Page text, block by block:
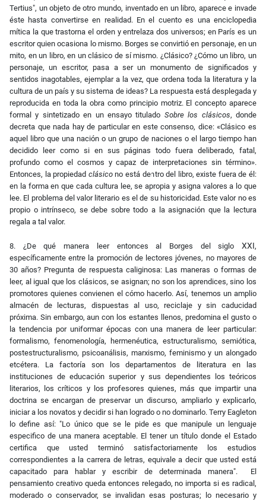
Tertius", un objeto de otro mundo, inventado en un libro, aparece e invade
éste hasta convertirse en realidad. En el cuento es una enciclopedia
mítica la que trastorna el orden y entrelaza dos universos; en París es un
escritor quien ocasiona lo mismo. Borges se convirtió en personaje, en un
mito, en un libro, en un clásico de sí mismo. ¿Clásico? ¿Cómo un libro, un
personaje, un escritor, pasa a ser un monumento de significados y
sentidos inagotables, ejemplar a la vez, que ordena toda la literatura y la
cultura de un país y su sistema de ideas? La respuesta está desplegada y
reproducida en toda la obra como principio motriz. El concepto aparece
formal y sintetizado en un ensayo titulado Sobre los clásicos, donde
decreta que nada hay de particular en este consenso, dice: «Clásico es
aquel libro que una nación o un grupo de naciones o el largo tiempo han
decidido leer como si en sus páginas todo fuera deliberado, fatal,
profundo como el cosmos y capaz de interpretaciones sin término».
Entonces, la propiedad clásicono está dentro del libro, existe fuera de él:
en la forma en que cada cultura lee, se apropia y asigna valores a lo que
lee. El problema del valor literario es el de su historicidad. Este valor no es
propio o intrínseco, se debe sobre todo a la asignación que la lectura
regala a tal valor.
8. ¿De qué manera leer entonces al Borges del siglo XXI,
específicamente entre la promoción de lectores jóvenes, no mayores de
30 años? Pregunta de respuesta caliginosa: Las maneras o formas de
leer, al igual que los clásicos, se asignan; no son los aprendices, sino los
promotores quienes convienen el cómo hacerlo. Así, tenemos un amplio
almacén de lecturas, dispuestas al uso, reciclaje y sin caducidad
próxima. Sin embargo, aun con los estantes llenos, predomina el gusto o
la tendencia por uniformar épocas con una manera de leer particular:
formalismo, fenomenología, hermenéutica, estructuralismo, semiótica,
postestructuralismo, psicoanálisis, marxismo, feminismo y un alongado
etcétera. La factoría son los departamentos de literatura en las
instituciones de educación superior y sus dependientes los teóricos
literarios, los críticos y los profesores quienes, más que impartir una
doctrina se encargan de preservar un discurso, ampliarlo y explicarlo,
iniciar a los novatos y decidir si han logrado o no dominarlo. Terry Eagleton
lo define así: "Lo único que se le pide es que manipule un lenguaje
especifico de una manera aceptable. El tener un título donde el Estado
certifica que usted terminó satisfactoriamente los estudios
correspondientes a la carrera de letras, equivale a decir que usted está
capacitado para hablar y escribir de determinada manera". El
pensamiento creativo queda entonces relegado, no importa si es radical,
moderado o conservador, se invalidan esas posturas; lo necesario y